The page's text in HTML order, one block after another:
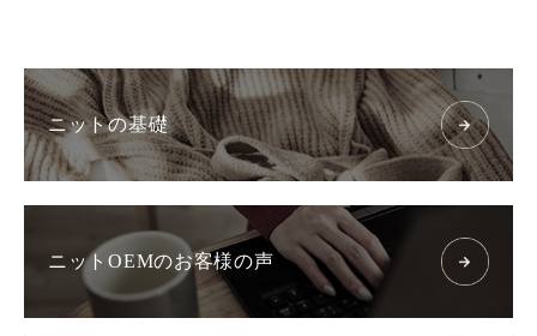
ニットの基礎
ニットOEMのお客様の声